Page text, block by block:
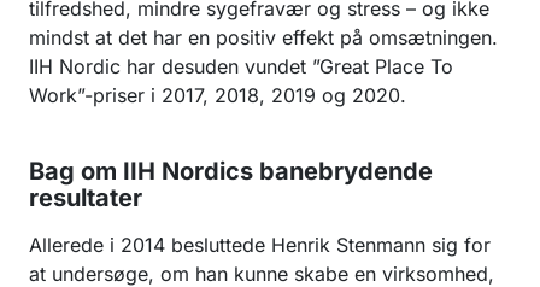
tilfredshed, mindre sygefravær og stress – og ikke
mindst at det har en positiv effekt på omsætningen.
IIH Nordic har desuden vundet ”Great Place To
Work”-priser i 2017, 2018, 2019 og 2020.
Bag om IIH Nordics banebrydende
resultater
Allerede i 2014 besluttede Henrik Stenmann sig for
at undersøge, om han kunne skabe en virksomhed,